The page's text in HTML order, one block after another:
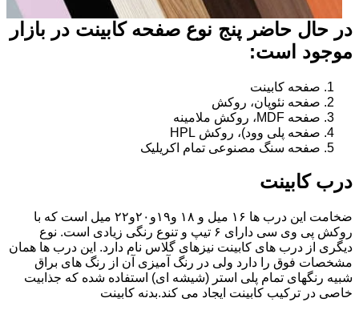
در حال حاضر پنج نوع صفحه کابینت در بازار
موجود است:
صفحه کابینت
صفحه نئوپان، روکش
صفحه MDF، روکش ملامینه
صفحه پلی وود)، روکش HPL
صفحه سنگ مصنوعی تمام اکریلیک
درب کابینت
ضخامت این درب ها ۱۶ میل و ۱۸ و١٩و٢٠و٢٢ میل است که با
روکش پی وی سی دارای ۶ تیپ و تنوع رنگی زیادی است. نوع
دیگری از درب های کابینت نیزهای گلاس نام دارد. این درب ها همان
مشخصات فوق را دارد ولی در رنگ آمیزی آن از رنگ های براق
شبیه رنگهای تمام پلی استر (شیشه ای) استفاده شده که جذابیت
خاصی در ترکیب کابینت ایجاد می کند.بدنه کابینت